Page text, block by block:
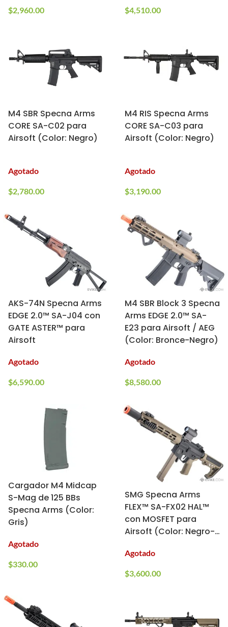
$2,960.00 $4,510.00
M4 SBR Specna Arms
CORE SA-C02 para
Airsoft (Color: Negro)
Agotado
$2,780.00
M4 RIS Specna Arms
CORE SA-C03 para
Airsoft (Color: Negro)
Agotado
$3,190.00
AKS-74N Specna Arms
EDGE 2.0™ SA-J04 con
GATE ASTER™ para
Airsoft
Agotado
$6,590.00
M4 SBR Block 3 Specna
Arms EDGE 2.0™ SA-
E23 para Airsoft / AEG
(Color: Bronce-Negro)
Agotado
$8,580.00
Cargador M4 Midcap
S-Mag de 125 BBs
Specna Arms (Color:
Gris)
Agotado
$330.00
SMG Specna Arms
FLEX™ SA-FX02 HAL™
con MOSFET para
Airsoft (Color: Negro-
Agotado
$3,600.00